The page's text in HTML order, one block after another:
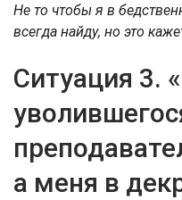
Не то чтобы я в
всегда найду, но это
Ситуация 3.
а меня в